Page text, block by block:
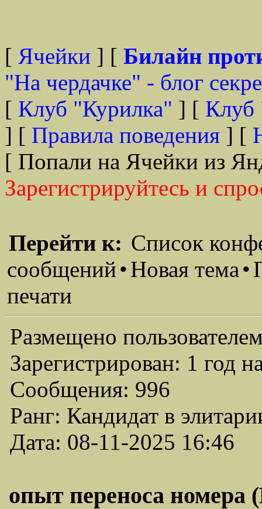
[ Ячейки ] [ Билайн
"На чердачке" - блог
[ Клуб "Курилка" ] [ Клуб
] [ Правила поведения ] [
[ Попали на Ячейки из
Зарегистрируйтесь и
Перейти к: Список
сообщений•Новая тема•
печати
Размещено
Зарегистрирован: 1 год
Сообщения: 996
Ранг: Кандидат в
Дата: 08-11-2025 16:46
опыт переноса